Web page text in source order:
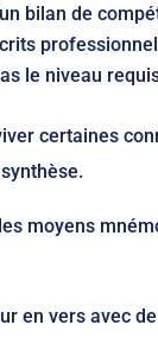
bilan de
le niveau
certaines
moyens
en vers avec